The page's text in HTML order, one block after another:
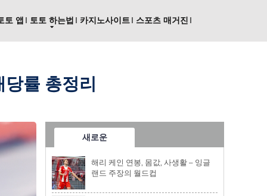
토 앱 토토 하는법 카지노사이트 스포츠 매거진
률 총정리
새로운
해리 케인 연봉, 몸값, 사생활 – 잉글
랜드 주장의 월드컵